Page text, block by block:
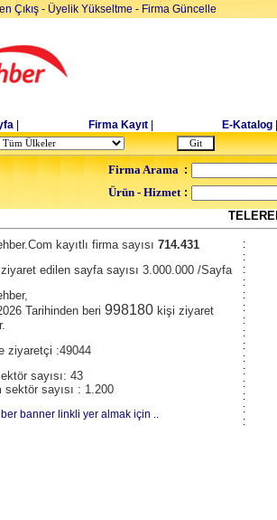
Çıkış - Üyelik Yükseltme - Firma Güncelle
Firma Kayıt E-Katalog
Firma Arama :
Ürün - Hizmet :
kayıtlı firma sayısı 714.431
edilen sayfa sayısı 3.000.000 /Sayfa
Tarihinden beri 998180 kişi ziyaret
ziyaretçi :49044
sayısı: 43
sektör sayısı : 1.200
banner linkli yer almak için ..
:
:
:
:
:
:
:
:
:
:
:
:
:
:
: